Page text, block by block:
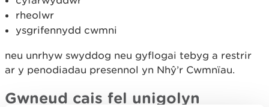
rheolwr
ysgrifennydd cwmni
neu unrhyw swyddog neu gyflogai tebyg a restrir
ar y penodiadau presennol yn Nhŷ’r Cwmnïau.
Gwneud cais fel unigolyn